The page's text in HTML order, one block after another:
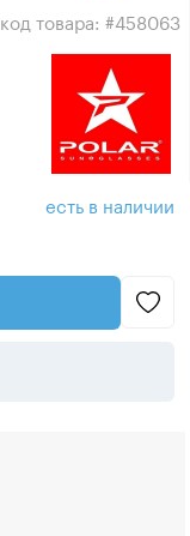
код товара: #458063
есть в наличии